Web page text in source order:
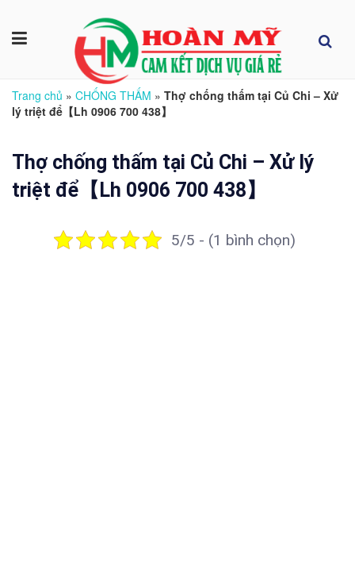
Trang chủ » CHỐNG THẤM » Thợ chống thấm tại Củ Chi – Xử
lý triệt để【Lh 0906 700 438】
Thợ chống thấm tại Củ Chi – Xử lý
triệt để【Lh 0906 700 438】
5/5 - (1 bình chọn)